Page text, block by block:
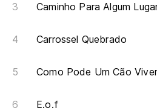
Caminho Para Algum
Carrossel Quebrado
Como Pode Um Cão
E.o.f